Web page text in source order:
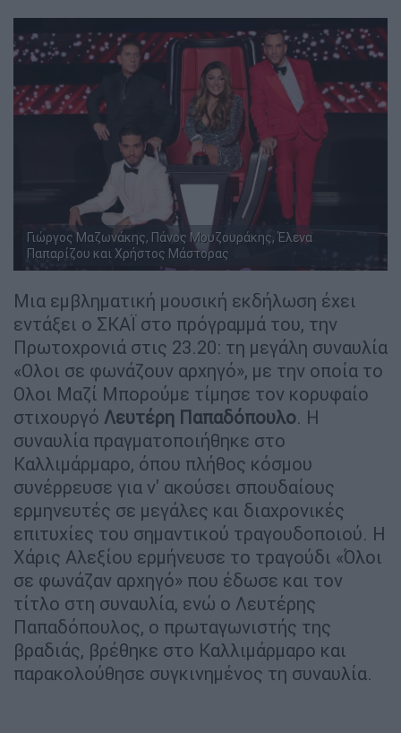
Γιώργος Μαζωνάκης, Πάνος Μουζουράκης, Έλενα
Παπαρίζου και Χρήστος Μάστορας
Μια εμβληματική μουσική εκδήλωση έχει
εντάξει ο ΣΚΑΪ στο πρόγραμμά του, την
Πρωτοχρονιά στις 23.20: τη μεγάλη συναυλία
«Ολοι σε φωνάζουν αρχηγό», με την οποία το
Ολοι Μαζί Μπορούμε τίμησε τον κορυφαίο
στιχουργό Λευτέρη Παπαδόπουλο. Η
συναυλία πραγματοποιήθηκε στο
Καλλιμάρμαρο, όπου πλήθος κόσμου
συνέρρευσε για ν' ακούσει σπουδαίους
ερμηνευτές σε μεγάλες και διαχρονικές
επιτυχίες του σημαντικού τραγουδοποιού. Η
Χάρις Αλεξίου ερμήνευσε το τραγούδι «Όλοι
σε φωνάζαν αρχηγό» που έδωσε και τον
τίτλο στη συναυλία, ενώ ο Λευτέρης
Παπαδόπουλος, ο πρωταγωνιστής της
βραδιάς, βρέθηκε στο Καλλιμάρμαρο και
παρακολούθησε συγκινημένος τη συναυλία.